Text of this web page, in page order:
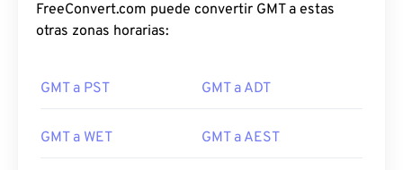
FreeConvert.com puede convertir GMT a estas
otras zonas horarias:
GMT a PST GMT a ADT
GMT a WET GMT a AEST